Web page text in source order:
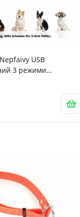
USB
3 режими